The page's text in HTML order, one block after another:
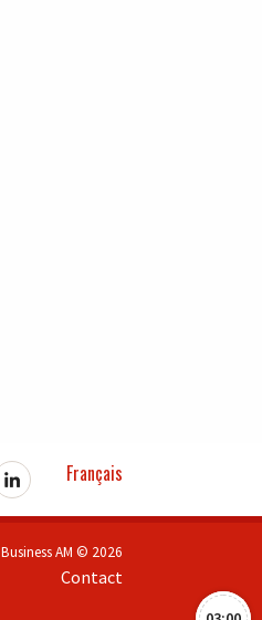
Français
Business AM © 2026
Contact